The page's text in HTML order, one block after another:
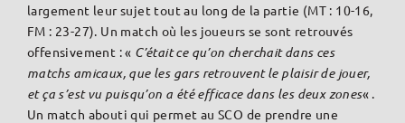
largement leur sujet tout au long de la partie (MT : 10-16,
FM : 23-27). Un match où les joueurs se sont retrouvés
offensivement : « C’était ce qu’on cherchait dans ces
matchs amicaux, que les gars retrouvent le plaisir de jouer,
et ça s’est vu puisqu’on a été efficace dans les deux zones« .
Un match abouti qui permet au SCO de prendre une